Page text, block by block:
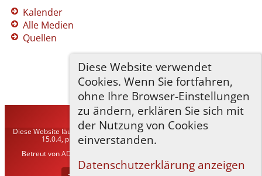
Diese Website verwendet
Cookies. Wenn Sie fortfahren,
ohne Ihre Browser-Einstellungen
zu ändern, erklären Sie sich mit
der Nutzung von Cookies
einverstanden.
Datenschutzerklärung anzeigen
Kalender
Alle Medien
Quellen
TNG-ADLER©2026
Diese Website läuft mitThe Next Generation of Genealogy Sitebuilding
15.0.4, programmiert von Darrin Lythgoe © 2001-2026.
Betreut vonADLER Heraldisch-Genealogische Gesellschaft, Wien
Datenschutzerklärung.